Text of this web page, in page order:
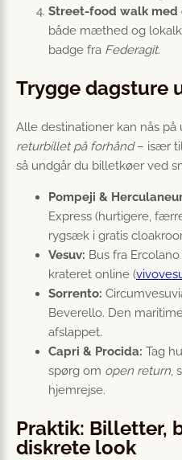
Street-food walk
både mæthed og
badge fra Federagit.
Trygge dagsture
Alle destinationer kan nås på
returbillet på forhånd– især til
så undgår du billetkøer ved
Pompeji &
Express (hurtigere,
rygsæk i gratis
Vesuv: Bus fra
krateret online (
Sorrento:
Beverello. Den
afslappet.
Capri & Procida: Tag
spørg om open return,
hjemrejse.
Praktik: Billetter,
diskrete look